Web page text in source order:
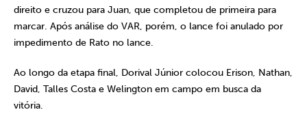
direito e cruzou para Juan, que completou de primeira para
marcar. Após análise do VAR, porém, o lance foi anulado por
impedimento de Rato no lance.
Ao longo da etapa final, Dorival Júnior colocou Erison, Nathan,
David, Talles Costa e Welington em campo em busca da
vitória.